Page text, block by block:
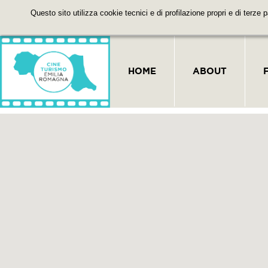
Questo sito utilizza cookie tecnici e di profilazione propri e di terze
HOME ABOUT